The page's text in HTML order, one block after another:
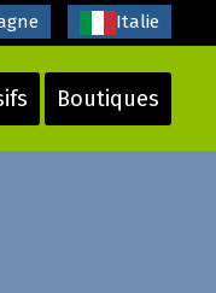
Boutiques
Italie